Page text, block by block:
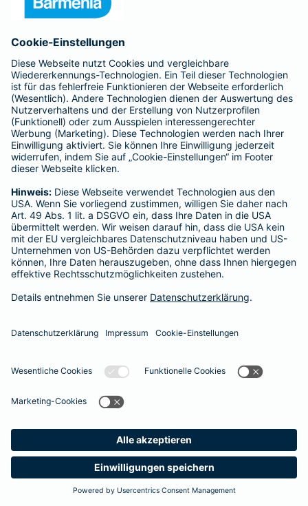
Suche Produkte
Barmenia
Schnelle Notfallversorgung bei Ernstfällen
gewährleisten
Der Dackel Balu macht für Leckerlies alles. Beim Gassigehen
frisst er leider eine mit Rasierklingen gespickte Wurst. Die
Notfalls nimmt der Tierarzt den 4-fachen GOT-Satz und Balus
Besitzer muss eine vierstellige Rechnung begleichen. Der
Basis-Schutz der Barmenia erstattet dieNotfallversorgung
im tierärztlichen Notdienstkomplett - ohne eine Begrenzung
der Jahreshöchstleistung für Operationen.